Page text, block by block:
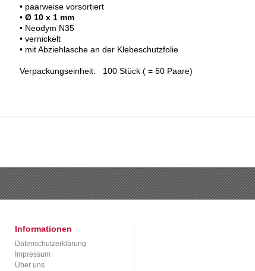
• paarweise vorsortiert
• Ø 10 x 1 mm
• Neodym N35
• vernickelt
• mit Abziehlasche an der Klebeschutzfolie
Verpackungseinheit: 100 Stück ( = 50 Paare)
Informationen
Datenschutzerklärung
Impressum
Über uns